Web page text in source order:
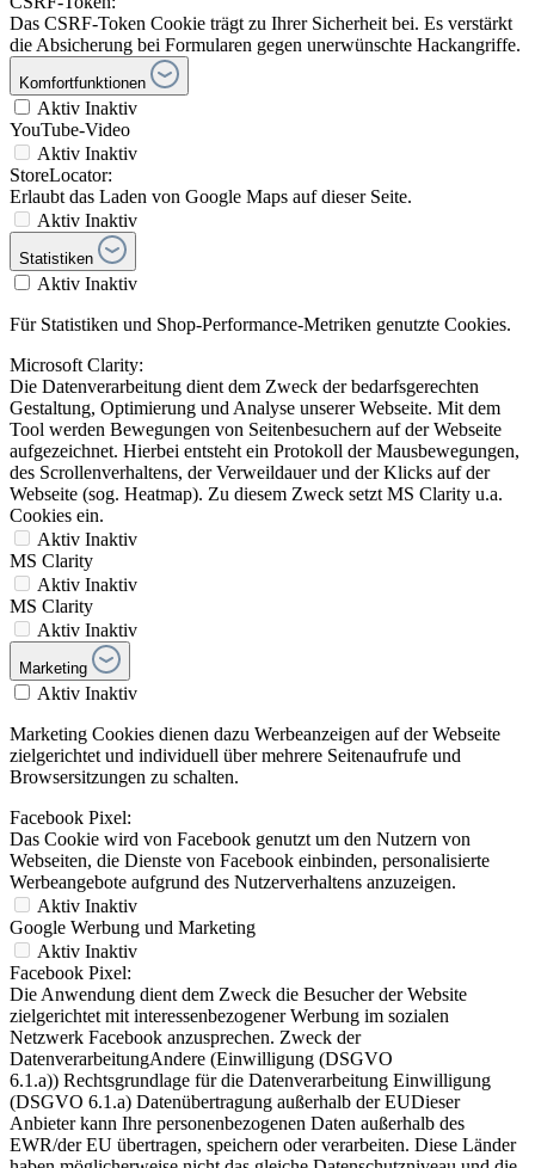
Das CSRF-Token Cookie trägt zu Ihrer Sicherheit bei. Es verstärkt
die Absicherung bei Formularen gegen unerwünschte Hackangriffe.
Komfortfunktionen
Aktiv Inaktiv
YouTube-Video
Aktiv Inaktiv
StoreLocator:
Erlaubt das Laden von Google Maps auf dieser Seite.
Aktiv Inaktiv
Statistiken
Aktiv Inaktiv
Für Statistiken und Shop-Performance-Metriken genutzte Cookies.
Microsoft Clarity:
Die Datenverarbeitung dient dem Zweck der bedarfsgerechten
Gestaltung, Optimierung und Analyse unserer Webseite. Mit dem
Tool werden Bewegungen von Seitenbesuchern auf der Webseite
aufgezeichnet. Hierbei entsteht ein Protokoll der Mausbewegungen,
des Scrollenverhaltens, der Verweildauer und der Klicks auf der
Webseite (sog. Heatmap). Zu diesem Zweck setzt MS Clarity u.a.
Cookies ein.
Aktiv Inaktiv
MS Clarity
Aktiv Inaktiv
MS Clarity
Aktiv Inaktiv
Marketing
Aktiv Inaktiv
Marketing Cookies dienen dazu Werbeanzeigen auf der Webseite
zielgerichtet und individuell über mehrere Seitenaufrufe und
Browsersitzungen zu schalten.
Facebook Pixel:
Das Cookie wird von Facebook genutzt um den Nutzern von
Webseiten, die Dienste von Facebook einbinden, personalisierte
Werbeangebote aufgrund des Nutzerverhaltens anzuzeigen.
Aktiv Inaktiv
Google Werbung und Marketing
Aktiv Inaktiv
Facebook Pixel:
Die Anwendung dient dem Zweck die Besucher der Website
zielgerichtet mit interessenbezogener Werbung im sozialen
Netzwerk Facebook anzusprechen. Zweck der
DatenverarbeitungAndere (Einwilligung (DSGVO
6.1.a)) Rechtsgrundlage für die Datenverarbeitung Einwilligung
(DSGVO 6.1.a) Datenübertragung außerhalb der EUDieser
Anbieter kann Ihre personenbezogenen Daten außerhalb des
EWR/der EU übertragen, speichern oder verarbeiten. Diese Länder